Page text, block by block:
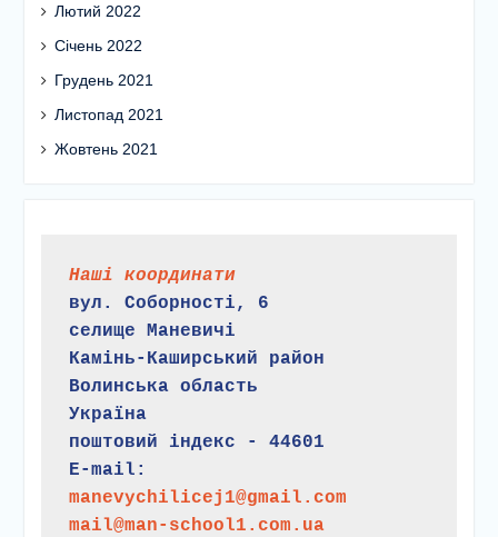
Лютий 2022
Січень 2022
Грудень 2021
Листопад 2021
Жовтень 2021
Наші координати
вул. Соборності, 6
селище Маневичі
Камінь-Каширський район
Волинська область
Україна
поштовий індекс - 44601
E-mail:
manevychilicej1@gmail.com
mail@man-school1.com.ua